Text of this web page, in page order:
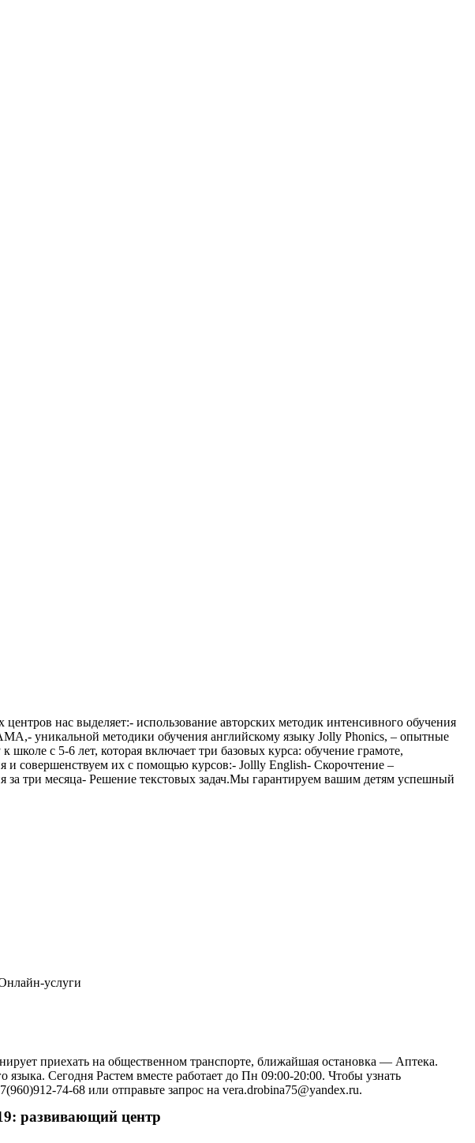
нас выделяет:- использование авторских методик интенсивного обучения
уникальной методики обучения английскому языку Jolly Phonics, – опытные
с 5-6 лет, которая включает три базовых курса: обучение грамоте,
и совершенствуем их с помощью курсов:- Jollly English- Скорочтение –
три месяца- Решение текстовых задач.Мы гарантируем вашим детям успешный
услуги
приехать на общественном транспорте, ближайшая остановка — Аптека.
Сегодня Растем вместе работает до Пн 09:00-20:00. Чтобы узнать
74-68 или отправьте запрос на vera.drobina75@yandex.ru.
развивающий центр